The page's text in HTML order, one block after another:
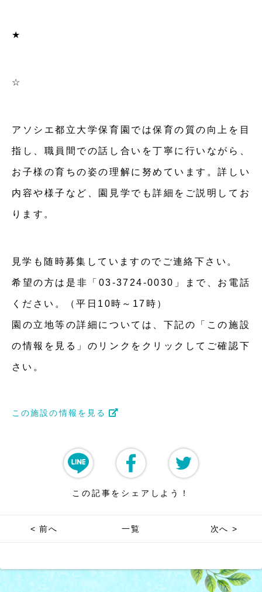
★
☆
アソシエ都立大学保育園では保育の質の向上を目
指し、職員間での話し合いを丁寧に行いながら、
お子様の育ちの姿の理解に努めています。詳しい
内容や様子など、園見学でも詳細をご説明してお
ります。
見学も随時募集していますのでご連絡下さい。
希望の方は是非「03-3724-0030」まで、お電話
ください。（平日10時～17時）
園の立地等の詳細については、下記の「この施設
の情報を見る」のリンクをクリックしてご確認下
さい。
この施設の情報を見る
この記事をシェアしよう！
< 前へ 一覧 次へ >